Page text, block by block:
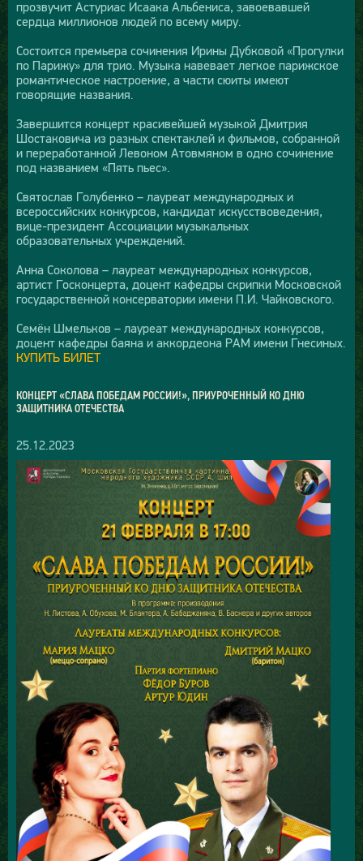
прозвучит Астуриас Исаака Альбениса, завоевавшей
сердца миллионов людей по всему миру.
Состоится премьера сочинения Ирины Дубковой «Прогулки
по Парижу» для трио. Музыка навевает легкое парижское
романтическое настроение, а части сюиты имеют
говорящие названия.
Завершится концерт красивейшей музыкой Дмитрия
Шостаковича из разных спектаклей и фильмов, собранной
и переработанной Левоном Атовмяном в одно сочинение
под названием «Пять пьес».
Святослав Голубенко – лауреат международных и
всероссийских конкурсов, кандидат искусствоведения,
вице-президент Ассоциации музыкальных
образовательных учреждений.
Анна Соколова – лауреат международных конкурсов,
артист Госконцерта, доцент кафедры скрипки Московской
государственной консерватории имени П.И. Чайковского.
Семён Шмельков – лауреат международных конкурсов,
доцент кафедры баяна и аккордеона РАМ имени Гнесиных.
КУПИТЬ БИЛЕТ
КОНЦЕРТ «СЛАВА ПОБЕДАМ РОССИИ!», ПРИУРОЧЕННЫЙ КО ДНЮ
ЗАЩИТНИКА ОТЕЧЕСТВА
25.12.2023